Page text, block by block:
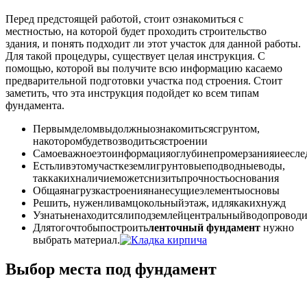
Перед предстоящей работой, стоит ознакомиться с
местностью, на которой будет проходить строительство
здания, и понять подходит ли этот участок для данной работы.
Для такой процедуры, существует целая инструкция. С
помощью, которой вы получите всю информацию касаемо
предварительной подготовки участка под строения. Стоит
заметить, что эта инструкция подойдет ко всем типам
фундамента.
Первымделомвыдолжныознакомитьсясгрунтом,
накоторомбудетвозводитьсястроении
Естьливэтомучасткеземлигрунтовыеподводныеводы,
таккакихналичиеможетснизитьпрочностьоснования
Общаянагрузкастроениянанесущиеэлементыосновы
Решить, нуженливамцокольныйэтаж, идлякакихнужд
Длятогочтобыпостроитьленточный фундамент нужно
выбрать материал.
Выбор места под фундамент